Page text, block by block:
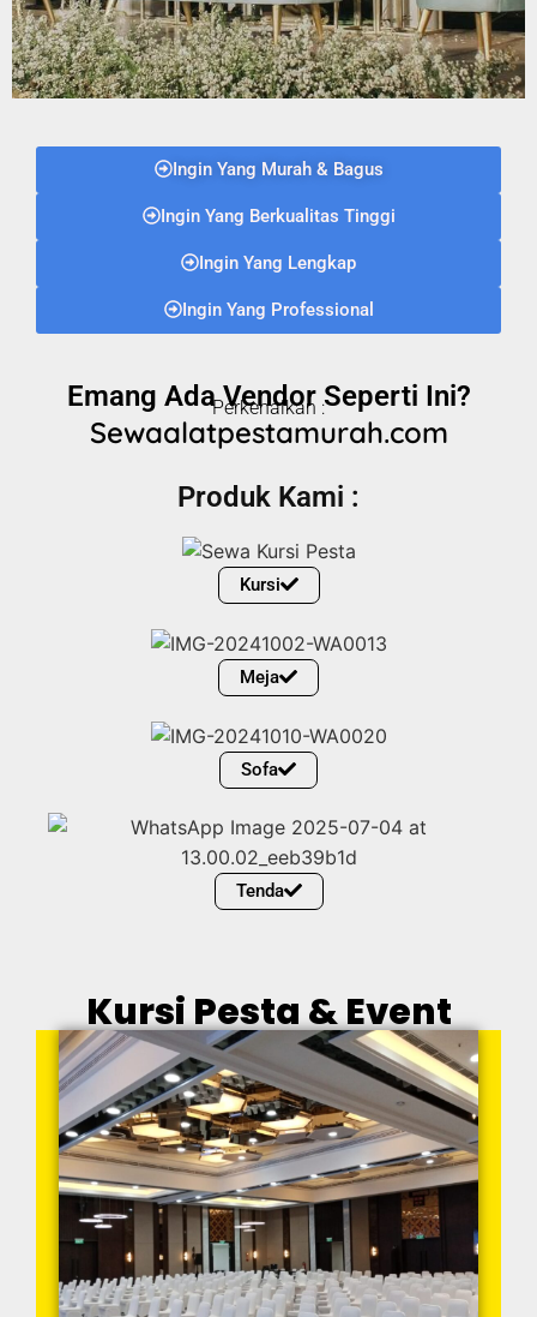
Ingin Yang Murah & Bagus
Ingin Yang Berkualitas Tinggi
Ingin Yang Lengkap
Ingin Yang Professional
Emang Ada Vendor Seperti Ini?
Perkenalkan :
Sewaalatpestamurah.com
Produk Kami :
Kursi
Meja
Sofa
Tenda
Kursi Pesta & Event